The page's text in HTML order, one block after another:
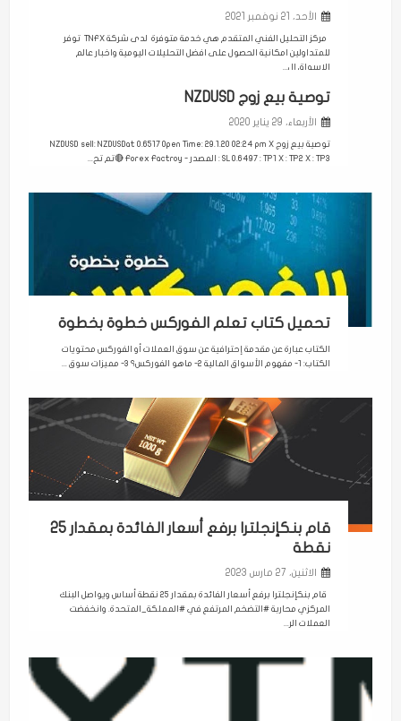
الأحد، 21 نوفمبر 2021
مركز التحليل الفني المتقدم هي خدمة متوفرة لدى شركة TNFX توفر
للمتداولين امكانية الحصول على افضل التحليلات اليومية واخبار عالم
الاسواق ال...
توصية بيع زوج NZDUSD
الأربعاء، 29 يناير 2020
توصية بيع زوج NZDUSD sell: NZDUSDat 0.6517 Open Time: 29.1.20 02:24 pm X
: SL 0.6497 : TP1 X : TP2 X : TP3 المصدر - Forex Factroy 🔴تم تح...
تحميل كتاب تعلم الفوركس خطوة بخطوة
الكتاب عبارة عن مقدمة إحترافية عن سوق العملات أو الفوركس محتويات
الكتاب: 1- مفهوم الأسواق المالية 2- ماهو الفوركس؟ 3- مميزات سوق ...
قام بنكإنجلترا برفع أسعار الفائدة بمقدار 25
نقطة
الاثنين، 27 مارس 2023
قام بنكإنجلترا برفع أسعار الفائدة بمقدار 25 نقطة أساس ويواصل البنك
المركزي محاربة #التضخم المرتفع في #المملكة_المتحدة. وانخفضت
العملات الر...